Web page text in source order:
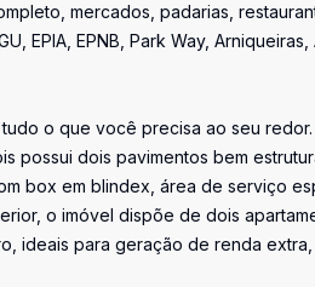
mercados, padarias,
EPIA, EPNB, Park Way, Arniqueiras,
o que você precisa ao seu redor.
possui dois pavimentos bem
box em blindex, área de serviço
o imóvel dispõe de dois
ideais para geração de renda